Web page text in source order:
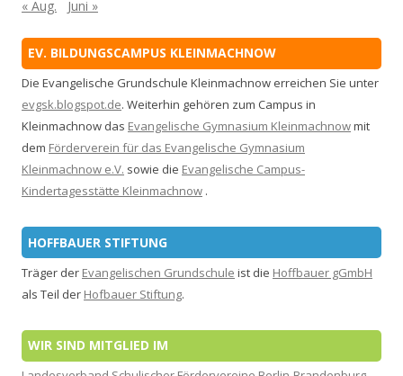
« Aug. Juni »
EV. BILDUNGSCAMPUS KLEINMACHNOW
Die Evangelische Grundschule Kleinmachnow erreichen Sie unter
evgsk.blogspot.de. Weiterhin gehören zum Campus in
Kleinmachnow das Evangelische Gymnasium Kleinmachnowmit
dem Förderverein für das Evangelische Gymnasium
Kleinmachnow e.V. sowie die Evangelische Campus-
Kindertagesstätte Kleinmachnow .
HOFFBAUER STIFTUNG
Träger der Evangelischen Grundschule ist die Hoffbauer gGmbH
als Teil der Hofbauer Stiftung.
WIR SIND MITGLIED IM